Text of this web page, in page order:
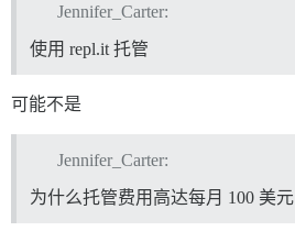
Jennifer_Carter:
使用 repl.it 托管
可能不是
Jennifer_Carter:
为什么托管费用高达每月 100 美元